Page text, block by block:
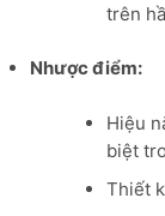
trên
Nhược điểm:
Hiệu
biệt
Thiết